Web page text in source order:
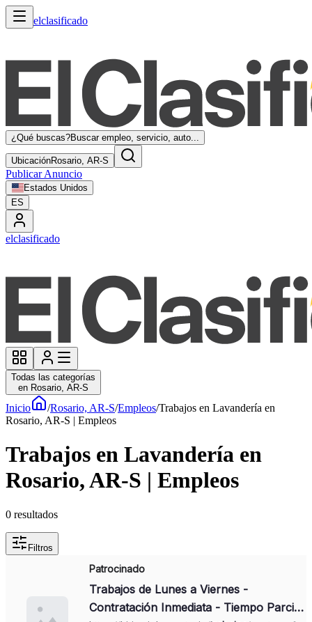
elclasificado
¿Qué buscas?Buscar empleo, servicio, auto...
UbicaciónRosario, AR-S
Publicar Anuncio
Estados Unidos
ES
elclasificado
Todas las categorías
en Rosario, AR-S
Inicio /Rosario, AR-S/Empleos/Trabajos en Lavandería en
Rosario, AR-S | Empleos
Trabajos en Lavandería en
Rosario, AR-S | Empleos
0 resultados
Filtros